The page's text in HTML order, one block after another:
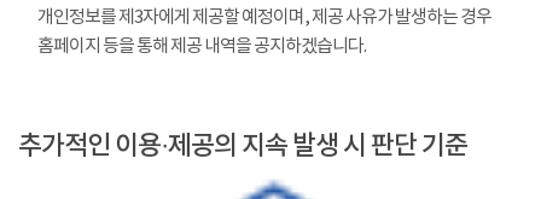
개인정보를 제3자에게 제공할 예정이며, 제공 사유가 발생하는 경우
홈페이지 등을 통해 제공 내역을 공지하겠습니다.
추가적인 이용·제공의 지속 발생 시 판단 기준